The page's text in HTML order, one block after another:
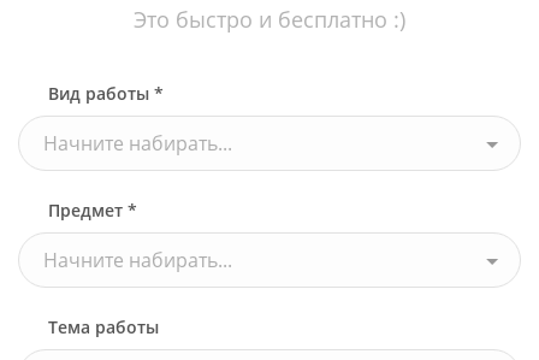
Это быстро и бесплатно :)
Вид работы *
Начните набирать...
Предмет *
Начните набирать...
Тема работы